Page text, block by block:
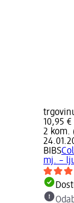
10,95 €
2 kom.
BIBS
mj. –